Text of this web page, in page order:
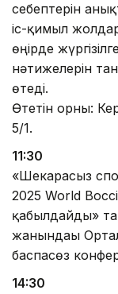
себептерін
іс-қимыл
өңірде
нәтижелерін
өтеді.
Өтетін орны:
5/1.
11:30
«Шекарасыз
2025 World
қабылдайды»
жанындағы
баспасөз
14:30